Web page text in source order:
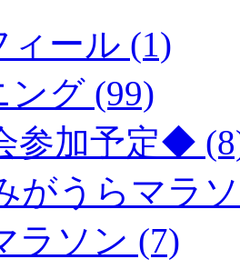
ィール (1)
ング (99)
参加予定◆
がうらマラ
ラソン (7)